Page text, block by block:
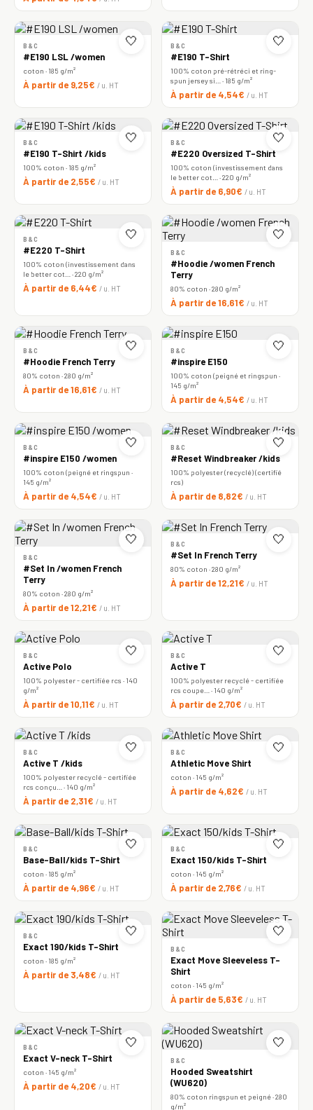
🤍
B&C
#E190 LSL /women
coton · 185 g/m²
À partir de 9,25€ / u. HT
🤍
B&C
#E190 T-Shirt
100% coton pré-rétréci et ring-
spun jersey si… · 185 g/m²
À partir de 4,54€ / u. HT
🤍
B&C
#E190 T-Shirt /kids
100% coton · 185 g/m²
À partir de 2,55€ / u. HT
🤍
B&C
#E220 Oversized T-Shirt
100% coton (investissement dans
le better cot… · 220 g/m²
À partir de 6,90€ / u. HT
🤍
B&C
#E220 T-Shirt
100% coton (investissement dans
le better cot… · 220 g/m²
À partir de 6,44€ / u. HT
🤍
B&C
#Hoodie /women French
Terry
80% coton · 280 g/m²
À partir de 16,61€ / u. HT
🤍
B&C
#Hoodie French Terry
80% coton · 280 g/m²
À partir de 16,61€ / u. HT
🤍
B&C
#inspire E150
100% coton (peigné et ringspun ·
145 g/m²
À partir de 4,54€ / u. HT
🤍
B&C
#inspire E150 /women
100% coton (peigné et ringspun ·
145 g/m²
À partir de 4,54€ / u. HT
🤍
B&C
#Reset Windbreaker /kids
100% polyester (recyclé) (certifié
rcs)
À partir de 8,82€ / u. HT
🤍
B&C
#Set In /women French
Terry
80% coton · 280 g/m²
À partir de 12,21€ / u. HT
🤍
B&C
#Set In French Terry
80% coton · 280 g/m²
À partir de 12,21€ / u. HT
🤍
B&C
Active Polo
100% polyester - certifiée rcs · 140
g/m²
À partir de 10,11€ / u. HT
🤍
B&C
Active T
100% polyester recyclé - certifiée
rcs coupe… · 140 g/m²
À partir de 2,70€ / u. HT
🤍
B&C
Active T /kids
100% polyester recyclé - certifiée
rcs conçu… · 140 g/m²
À partir de 2,31€ / u. HT
🤍
B&C
Athletic Move Shirt
coton · 145 g/m²
À partir de 4,62€ / u. HT
🤍
B&C
Base-Ball/kids T-Shirt
coton · 185 g/m²
À partir de 4,96€ / u. HT
🤍
B&C
Exact 150/kids T-Shirt
coton · 145 g/m²
À partir de 2,76€ / u. HT
🤍
B&C
Exact 190/kids T-Shirt
coton · 185 g/m²
À partir de 3,48€ / u. HT
🤍
B&C
Exact Move Sleeveless T-
Shirt
coton · 145 g/m²
À partir de 5,63€ / u. HT
🤍
B&C
Exact V-neck T-Shirt
coton · 145 g/m²
À partir de 4,20€ / u. HT
🤍
B&C
Hooded Sweatshirt
(WU620)
80% coton ringspun et peigné · 280
g/m²